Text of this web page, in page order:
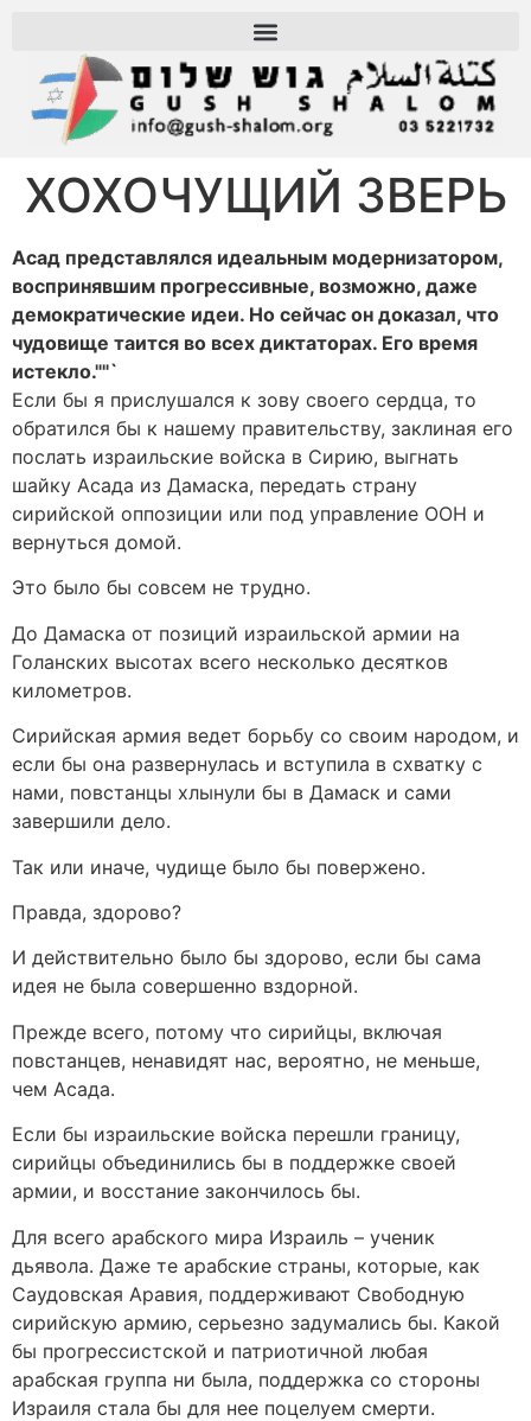
ХОХОЧУЩИЙ ЗВЕРЬ
Асад представлялся идеальным модернизатором,
воспринявшим прогрессивные, возможно, даже
демократические идеи. Но сейчас он доказал, что
чудовище таится во всех диктаторах. Его время
истекло.""`
Если бы я прислушался к зову своего сердца, то
обратился бы к нашему правительству, заклиная его
послать израильские войска в Сирию, выгнать
шайку Асада из Дамаска, передать страну
сирийской оппозиции или под управление ООН и
вернуться домой.
Это было бы совсем не трудно.
До Дамаска от позиций израильской армии на
Голанских высотах всего несколько десятков
километров.
Сирийская армия ведет борьбу со своим народом, и
если бы она развернулась и вступила в схватку с
нами, повстанцы хлынули бы в Дамаск и сами
завершили дело.
Так или иначе, чудище было бы повержено.
Правда, здорово?
И действительно было бы здорово, если бы сама
идея не была совершенно вздорной.
Прежде всего, потому что сирийцы, включая
повстанцев, ненавидят нас, вероятно, не меньше,
чем Асада.
Если бы израильские войска перешли границу,
сирийцы объединились бы в поддержке своей
армии, и восстание закончилось бы.
Для всего арабского мира Израиль – ученик
дьявола. Даже те арабские страны, которые, как
Саудовская Аравия, поддерживают Свободную
сирийскую армию, серьезно задумались бы. Какой
бы прогрессистской и патриотичной любая
арабская группа ни была, поддержка со стороны
Израиля стала бы для нее поцелуем смерти.